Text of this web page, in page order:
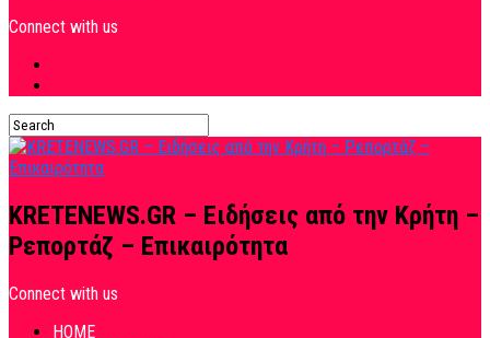
Connect with us
KRETENEWS.GR – Ειδήσεις από την Κρήτη –
Ρεπορτάζ – Επικαιρότητα
Connect with us
HOME